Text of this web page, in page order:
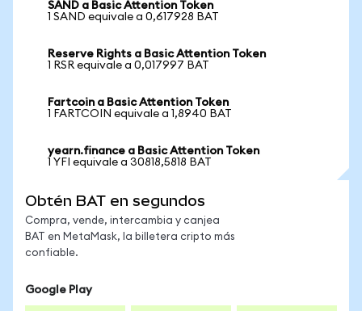
SAND a Basic Attention Token
1 SAND equivale a 0,617928 BAT
Reserve Rights a Basic Attention Token
1 RSR equivale a 0,017997 BAT
Fartcoin a Basic Attention Token
1 FARTCOIN equivale a 1,8940 BAT
yearn.finance a Basic Attention Token
1 YFI equivale a 30818,5818 BAT
Obtén BAT en segundos
Compra, vende, intercambia y canjea
BAT en MetaMask, la billetera cripto más
confiable.
Google Play